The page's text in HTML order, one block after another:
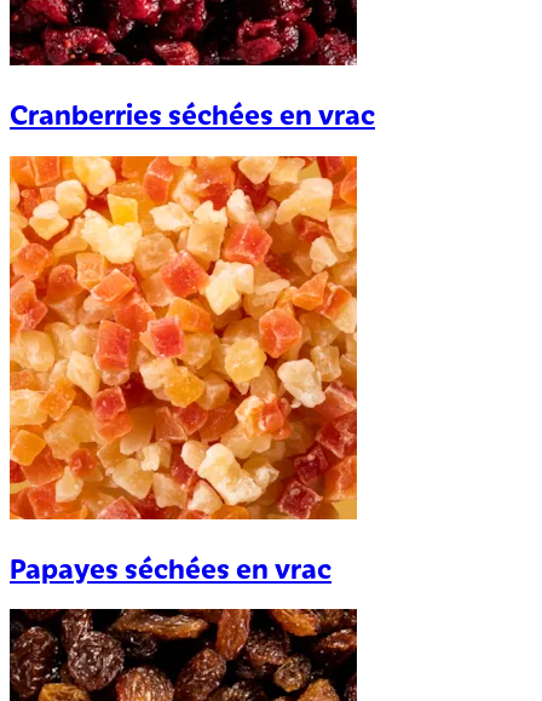
Cranberries séchées en vrac
Papayes séchées en vrac